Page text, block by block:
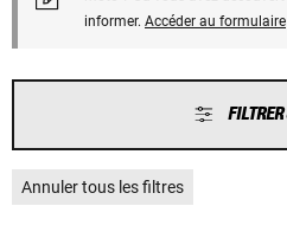
informer. Accéder au formulaire
FILTRER
Annuler tous les filtres